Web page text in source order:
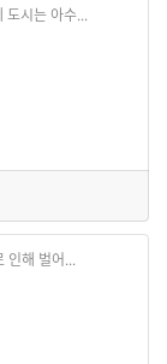
도시는 아수...
인해 벌어...